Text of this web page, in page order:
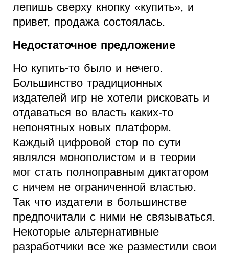
лепишь сверху кнопку «купить», и
привет, продажа состоялась.
Недостаточное предложение
Но купить-то было и нечего.
Большинство традиционных
издателей игр не хотели рисковать и
отдаваться во власть каких-то
непонятных новых платформ.
Каждый цифровой стор по сути
являлся монополистом и в теории
мог стать полноправным диктатором
с ничем не ограниченной властью.
Так что издатели в большинстве
предпочитали с ними не связываться.
Некоторые альтернативные
разработчики все же разместили свои